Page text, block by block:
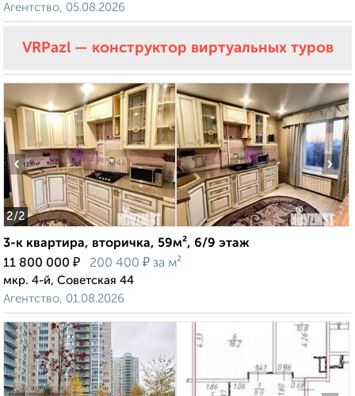
Агентство, 05.08.2026
VRPazl — конструктор виртуальных туров
2/2
‹ ›
3-к квартира, вторичка, 59м², 6/9 этаж
11 800 000 ₽ 200 400 ₽ за м²
мкр. 4-й, Советская 44
Агентство, 01.08.2026